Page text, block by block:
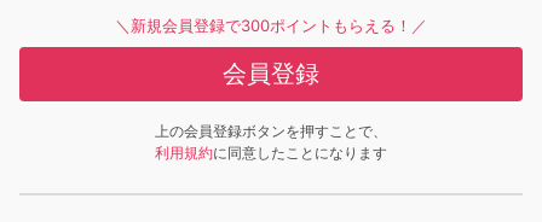
＼新規会員登録で300ポイントもらえる！／
会員登録
上の会員登録ボタンを押すことで、
利用規約に同意したことになります